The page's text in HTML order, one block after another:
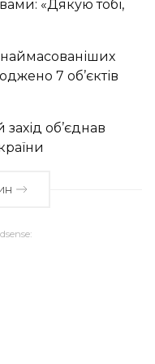
«Дякую тобі,
наймасованіших
7 об’єктів
об’єднав